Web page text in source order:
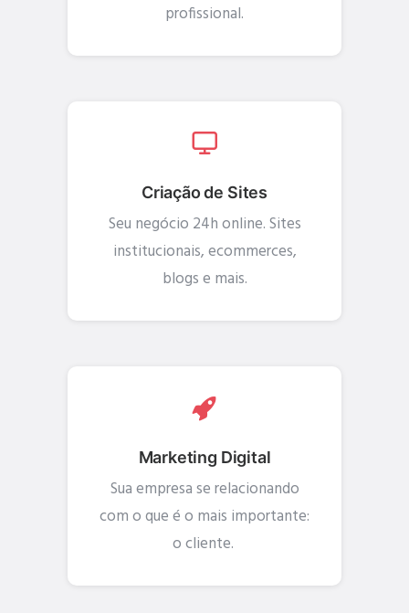
profissional.
Criação de Sites
Seu negócio 24h online. Sites
institucionais, ecommerces,
blogs e mais.
Marketing Digital
Sua empresa se relacionando
com o que é o mais importante:
o cliente.